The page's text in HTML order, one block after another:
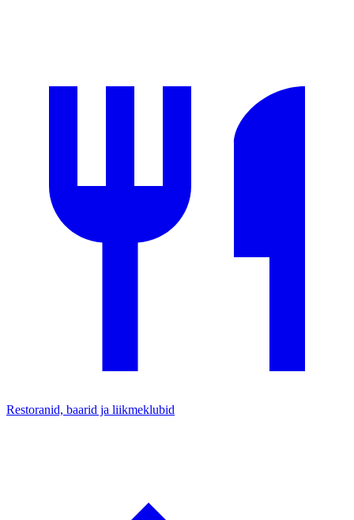
Restoranid, baarid ja liikmeklubid